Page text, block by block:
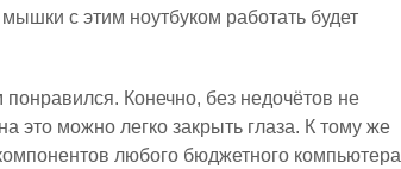
с этим ноутбуком работать будет
Конечно, без недочётов не
это можно легко закрыть глаза. К тому же
любого бюджетного компьютера